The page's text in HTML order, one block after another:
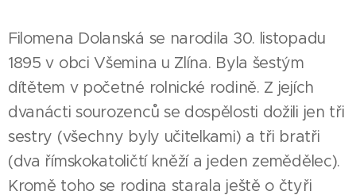
Filomena Dolanská se narodila 30. listopadu
1895 v obci Všemina u Zlína. Byla šestým
dítětem v početné rolnické rodině. Z jejích
dvanácti sourozenců se dospělosti dožili jen tři
sestry (všechny byly učitelkami) a tři bratři
(dva římskokatoličtí kněží a jeden zemědělec).
Kromě toho se rodina starala ještě o čtyři